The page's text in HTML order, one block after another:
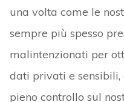
una volta come le
sempre più spesso
malintenzionati per
dati privati e
pieno controllo sul